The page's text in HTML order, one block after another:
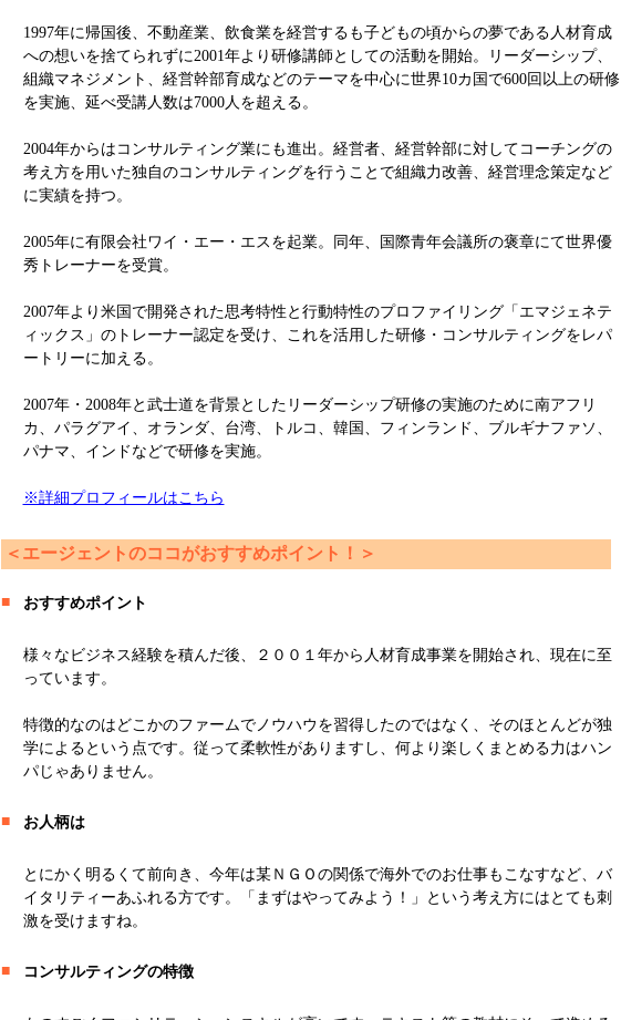
1997年に帰国後、不動産業、飲食業を経営するも子どもの頃からの夢である人材育成
への想いを捨てられずに2001年より研修講師としての活動を開始。リーダーシップ、
組織マネジメント、経営幹部育成などのテーマを中心に世界10カ国で600回以上の研修
を実施、延べ受講人数は7000人を超える。
2004年からはコンサルティング業にも進出。経営者、経営幹部に対してコーチングの
考え方を用いた独自のコンサルティングを行うことで組織力改善、経営理念策定など
に実績を持つ。
2005年に有限会社ワイ・エー・エスを起業。同年、国際青年会議所の褒章にて世界優
秀トレーナーを受賞。
2007年より米国で開発された思考特性と行動特性のプロファイリング「エマジェネテ
ィックス」のトレーナー認定を受け、これを活用した研修・コンサルティングをレパ
ートリーに加える。
2007年・2008年と武士道を背景としたリーダーシップ研修の実施のために南アフリ
カ、パラグアイ、オランダ、台湾、トルコ、韓国、フィンランド、ブルギナファソ、
パナマ、インドなどで研修を実施。
※詳細プロフィールはこちら
＜エージェントのココがおすすめポイント！＞
■ おすすめポイント
様々なビジネス経験を積んだ後、２００１年から人材育成事業を開始され、現在に至
っています。
特徴的なのはどこかのファームでノウハウを習得したのではなく、そのほとんどが独
学によるという点です。従って柔軟性がありますし、何より楽しくまとめる力はハン
パじゃありません。
■ お人柄は
とにかく明るくて前向き、今年は某ＮＧＯの関係で海外でのお仕事もこなすなど、バ
イタリティーあふれる方です。「まずはやってみよう！」という考え方にはとても刺
激を受けますね。
■ コンサルティングの特徴